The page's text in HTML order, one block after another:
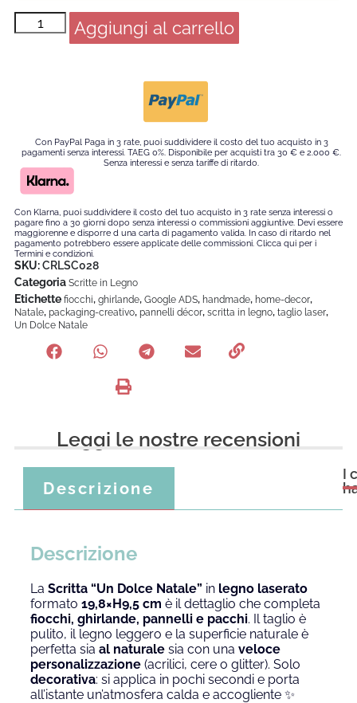
Aggiungi al carrello
Con PayPal Paga in 3 rate, puoi suddividere il costo del tuo acquisto in 3
pagamenti senza interessi. TAEG 0%. Disponibile per acquisti tra 30 € e 2.000 €.
Senza interessi e senza tariffe di ritardo.
Con Klarna, puoi suddividere il costo del tuo acquisto in 3 rate senza interessi o
pagare fino a 30 giorni dopo senza interessi o commissioni aggiuntive. Devi essere
maggiorenne e disporre d una carta di pagamento valida. In caso di ritardo nel
pagamento potrebbero essere applicate delle commissioni. Clicca qui per i
Termini e condizioni.
SKU:CRLSC028
Categoria Scritte in Legno
Etichette fiocchi, ghirlande, Google ADS, handmade, home-decor,
Natale, packaging-creativo, pannelli décor, scritta in legno, taglio laser,
Un Dolce Natale
Leggi le nostre recensioni
Descrizione
Descrizione
La Scritta “Un Dolce Natale” in legno laserato
formato 19,8×H9,5 cm è il dettaglio che completa
fiocchi, ghirlande, pannelli e pacchi. Il taglio è
pulito, il legno leggero e la superficie naturale è
perfetta sia al naturale sia con una veloce
personalizzazione (acrilici, cere o glitter). Solo
decorativa: si applica in pochi secondi e porta
all’istante un’atmosfera calda e accogliente ✨
I